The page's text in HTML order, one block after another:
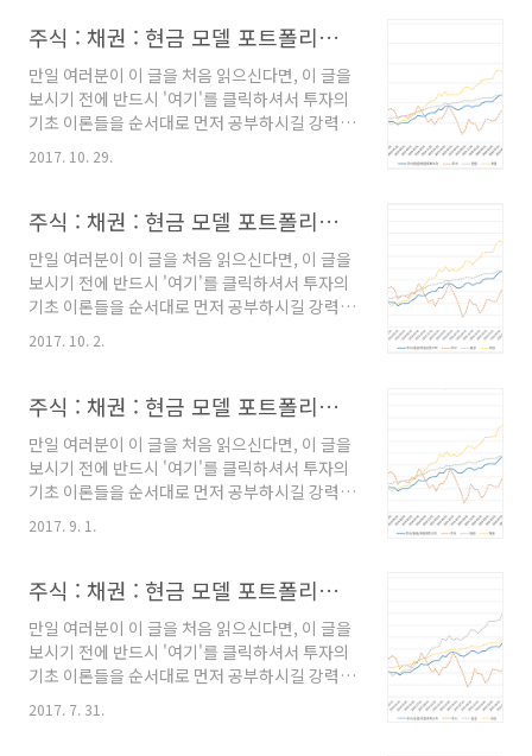
정립된 투자 규칙을 흔들림없이 오랜 기간 유지
----------------------------------------------
-------------------------- 주식:채권:현금 혼합
평균 모멘텀 비중 분산투자 전략(전략에 대한 상
세한 내용은 링크를 클릭하시기 바랍니다.) 2017
주식 : 채권 : 현금 모델 포트폴리오 (31)
만일 여러분이 이 글을 처음 읽으신다면, 이 글을
보시기 전에 반드시 '여기'를 클릭하셔서 투자의
기초 이론들을 순서대로 먼저 공부하시길 강력히
요청합니다. 왜냐하면, 이 내용을 알고 있지 않으
면 왜 이런 식의 투자를 해야하는지 이해하기 어
정립된 투자 규칙을 흔들림없이 오랜 기간 유지
----------------------------------------------
-------------------------- 주식:채권:현금 혼합
평균 모멘텀 비중 분산투자 전략(전략에 대한 상
세한 내용은 링크를 클릭하시기 바랍니다.) 2017
2017. 10. 29.
주식 : 채권 : 현금 모델 포트폴리오 (30)
만일 여러분이 이 글을 처음 읽으신다면, 이 글을
보시기 전에 반드시 '여기'를 클릭하셔서 투자의
기초 이론들을 순서대로 먼저 공부하시길 강력히
요청합니다. 왜냐하면, 이 내용을 알고 있지 않으
면 왜 이런 식의 투자를 해야하는지 이해하기 어
정립된 투자 규칙을 흔들림없이 오랜 기간 유지
하기가 사실상 불가능하기 때문입니다. --------
----------------------------------------------
-------------------------- 주식:채권:현금 혼합
평균 모멘텀 비중 분산투자 전략(전략에 대한 상
세한 내용은 링크를 클릭하시기 바랍니다.) 2017
2017. 10. 2.
주식 : 채권 : 현금 모델 포트폴리오 (29)
만일 여러분이 이 글을 처음 읽으신다면, 이 글을
보시기 전에 반드시 '여기'를 클릭하셔서 투자의
기초 이론들을 순서대로 먼저 공부하시길 강력히
면 왜 이런 식의 투자를 해야하는지 이해하기 어
정립된 투자 규칙을 흔들림없이 오랜 기간 유지
하기가 사실상 불가능하기 때문입니다. --------
----------------------------------------------
-------------------------- 주식:채권:현금 혼합
평균 모멘텀 비중 분산투자 전략(전략에 대한 상
세한 내용은 링크를 클릭하시기 바랍니다.) 2017
2017. 9. 1.
주식 : 채권 : 현금 모델 포트폴리오 (28)
만일 여러분이 이 글을 처음 읽으신다면, 이 글을
보시기 전에 반드시 '여기'를 클릭하셔서 투자의
기초 이론들을 순서대로 먼저 공부하시길 강력히
면 왜 이런 식의 투자를 해야하는지 이해하기 어
2017. 7. 31.